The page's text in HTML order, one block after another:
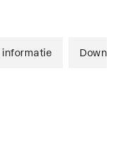
informatie